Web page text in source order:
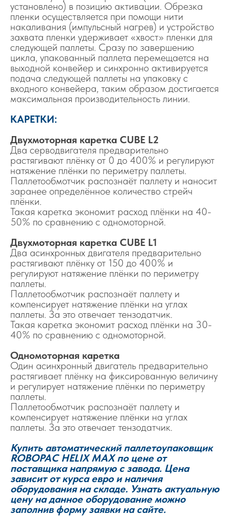
установлено) в позицию активации. Обрезка
пленки осуществляется при помощи нити
накаливания (импульсный нагрев) и устройство
захвата пленки удерживает «хвост» пленки для
следующей паллеты. Сразу по завершению
цикла, упакованный паллета перемещается на
выходной конвейер и синхронно активируется
подача следующей паллеты на упаковку с
входного конвейера, таким образом достигается
максимальная производительность линии.
КАРЕТКИ:
Двухмоторная каретка CUBE L2
Два серводвигателя предварительно
растягивают плёнку от 0 до 400% и регулируют
натяжение плёнки по периметру паллеты.
Паллетообмотчик распознаёт паллету и наносит
заранее определённое количество стрейч
плёнки.
Такая каретка экономит расход плёнки на 40-
50% по сравнению с одномоторной.
Двухмоторная каретка CUBE L1
Два асинхронных двигателя предварительно
растягивают плёнку от 150 до 400% и
регулируют натяжение плёнки по периметру
паллеты.
Паллетообмотчик распознаёт паллету и
компенсирует натяжение плёнки на углах
паллеты. За это отвечает тензодатчик.
Такая каретка экономит расход плёнки на 30-
40% по сравнению с одномоторной.
Одномоторная каретка
Один асинхронный двигатель предварительно
растягивает плёнку на фиксированную величину
и регулирует натяжение плёнки по периметру
паллеты.
Паллетообмотчик распознаёт паллету и
компенсирует натяжение плёнки на углах
паллеты. За это отвечает тензодатчик.
Купить автоматический паллетоупаковщик
ROBOPAC HELIX MAX по цене от
поставщика напрямую с завода. Цена
зависит от курса евро и наличия
оборудования на складе. Узнать актуальную
цену на данное оборудование можно
заполнив форму заявки на сайте.